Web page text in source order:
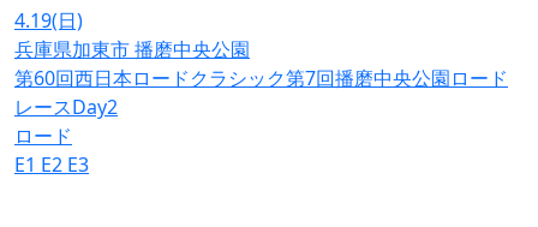
4.19(日)
兵庫県加東市 播磨中央公園
第60回西日本ロードクラシック第7回播磨中央公園ロード
レースDay2
ロード
E1 E2 E3